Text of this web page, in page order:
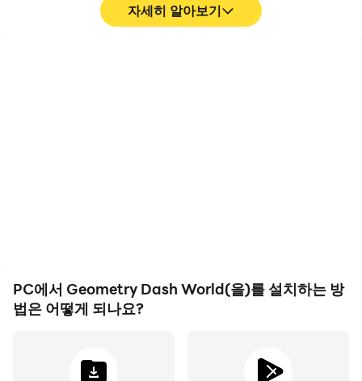
자세히 알아보기
PC에서 Geometry Dash World(을)를 설치하는 방
법은 어떻게 되나요?